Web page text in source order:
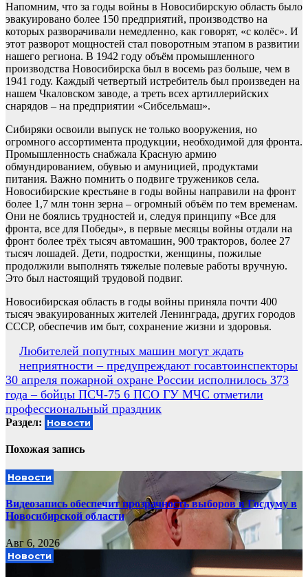
Напомним, что за годы войны в Новосибирскую область было
эвакуировано более 150 предприятий, производство на
которых разворачивали немедленно, как говорят, «с колёс». И
этот разворот мощностей стал поворотным этапом в развитии
нашего региона. В 1942 году объём промышленного
производства Новосибирска был в восемь раз больше, чем в
1941 году. Каждый четвертый истребитель был произведен на
нашем Чкаловском заводе, а треть всех артиллерийских
снарядов – на предприятии «Сибсельмаш».
Сибиряки освоили выпуск не только вооружения, но
огромного ассортимента продукции, необходимой для фронта.
Промышленность снабжала Красную армию
обмундированием, обувью и амуницией, продуктами
питания. Важно помнить о подвиге тружеников села.
Новосибирские крестьяне в годы войны направили на фронт
более 1,7 млн тонн зерна – огромный объём по тем временам.
Они не боялись трудностей и, следуя принципу «Все для
фронта, все для Победы», в первые месяцы войны отдали на
фронт более трёх тысяч автомашин, 900 тракторов, более 27
тысяч лошадей. Дети, подростки, женщины, пожилые
продолжили выполнять тяжелые полевые работы вручную.
Это был настоящий трудовой подвиг.
Новосибирская область в годы войны приняла почти 400
тысяч эвакуированных жителей Ленинграда, других городов
СССР, обеспечив им быт, сохранение жизни и здоровья.
Навигация
по
записям
Любителей попутных машин могут ждать
неприятности – предупреждают госавтоинспекторы
30 апреля пожарной охране России исполнилось 373
года – бойцы ПСЧ-75 6 ПСО ГУ МЧС отметили
профессиональный праздник
Раздел: Новости
Похожая запись
Новости
Видеозапись обеспечит прозрачность выборов в Госдуму в
Новосибирской области
Авг 6, 2026
Новости